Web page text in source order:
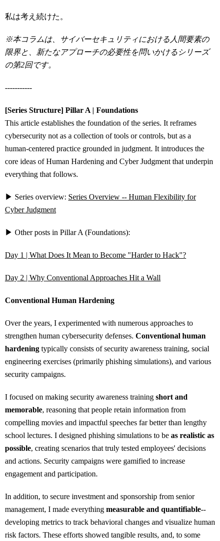
私は考え続けた。
※本コラムは、サイバーセキュリティにおける人間要素の
限界と、新たなアプローチの必要性を問いかけるシリーズ
の第2回です。
-----------
[Series Structure] Pillar A | Foundations
This article establishes the foundation of the series. It reframes
cybersecurity not as a collection of tools or controls, but as a
human-centered practice grounded in judgment. It introduces the
core ideas of Human Hardening and Cyber Judgment that underpin
everything that follows.
▶ Series overview: Series Overview -- Human Flexibility for
Cyber Judgment
▶ Other posts in Pillar A (Foundations):
Day 1 | What Does It Mean to Become "Harder to Hack"?
Day 2 | Why Conventional Approaches Hit a Wall
Conventional Human Hardening
Over the years, I experimented with numerous approaches to
strengthen human cybersecurity defenses. Conventional human
hardening typically consists of security awareness training, social
engineering exercises (primarily phishing simulations), and various
security campaigns.
I focused on making security awareness training short and
memorable, reasoning that people retain information from
compelling movies and impactful speeches far better than lengthy
school lectures. I designed phishing simulations to be as realistic as
possible, creating scenarios that truly tested employees' decisions
and actions. Security campaigns were gamified to increase
engagement and participation.
In addition, to secure investment and sponsorship from senior
management, I made everything measurable and quantifiable--
developing metrics to track behavioral changes and visualize human
risk factors. These efforts showed tangible results, and, to some